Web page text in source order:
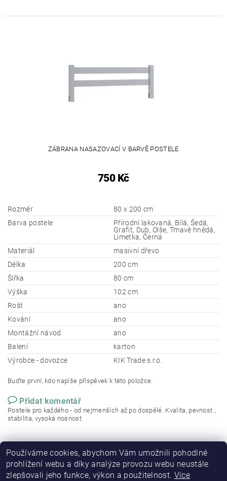
ZÁBRANA NASAZOVACÍ V BARVĚ POSTELE
750 Kč
Rozměr
80 x 200 cm
Barva postele
Přírodní lakovaná, Bílá, Šedá,
Grafit, Dub, Olše, Tmavě hnědá,
Limetka, Černá
Materiál
masivní dřevo
Délka
200 cm
Šířka
80 cm
Výška
102 cm
Rošt
ano
Kování
ano
Montážní návod
ano
Balení
karton
Výrobce - dovozce
KIK Trade s.r.o.
Buďte první, kdo napíše příspěvek k této položce.
Přidat komentář
Postele pro každého - od nejmenších až po dospělé. Kvalita, pevnost ,
stabilita, vysoká nosnost
Používáme cookies, abychom Vám umožnili pohodlné
prohlížení webu a díky analýze provozu webu neustále
zlepšovali jeho funkce, výkon a použitelnost. Více